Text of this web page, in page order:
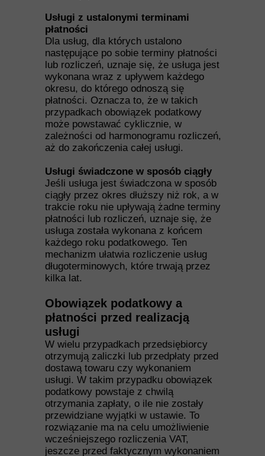
Usługi z ustalonymi terminami
płatności
Dla usług, dla których ustalono
następujące po sobie terminy płatności
lub rozliczeń, uznaje się, że usługa jest
wykonana wraz z upływem każdego
okresu, do którego odnoszą się
płatności. Oznacza to, że w takich
przypadkach obowiązek podatkowy
może powstawać cyklicznie, w
zależności od harmonogramu rozliczeń,
aż do zakończenia całej usługi.
Usługi świadczone w sposób ciągły
Jeśli usługa jest świadczona w sposób
ciągły przez okres dłuższy niż rok, a w
trakcie roku nie upływają żadne terminy
płatności lub rozliczeń, uznaje się, że
usługa została wykonana z końcem
każdego roku podatkowego. Ten
mechanizm ułatwia rozliczenie usług
długoterminowych, które trwają przez
kilka lat.
Obowiązek podatkowy a
płatności przed realizacją
usługi
W wielu przypadkach przedsiębiorcy
otrzymują zaliczki lub przedpłaty przed
dostawą towaru czy wykonaniem
usługi. W takim przypadku obowiązek
podatkowy powstaje z chwilą
otrzymania zapłaty, o ile nie zostały
przewidziane wyjątki w ustawie. To
rozwiązanie ma na celu umożliwienie
wcześniejszego rozliczenia VAT,
jeszcze przed faktycznym wykonaniem